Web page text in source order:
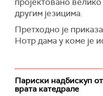
примио поруку од
"господари ватре“ .
"Свака помоћ, гест,
смо открили шта
Поздравом "живео
Француска “
другим језицима.
Претходно је
Нотр дама у коме је
Париски надбискуп
врата катедрале